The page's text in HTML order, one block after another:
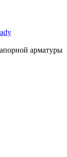
арматуры